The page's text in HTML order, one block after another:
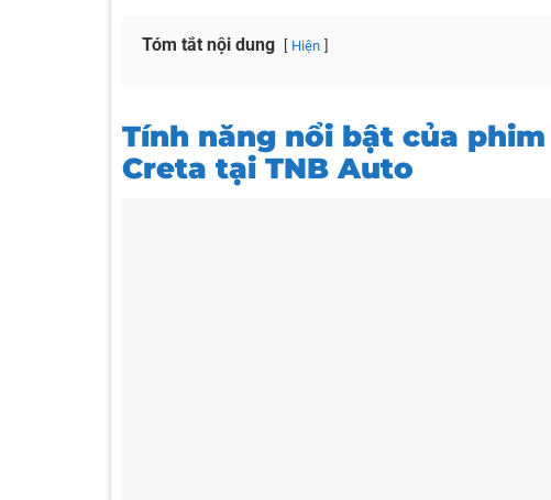
Tóm tắt nội dung Hiện
Tính năng nổi bật của
Creta tại TNB Auto